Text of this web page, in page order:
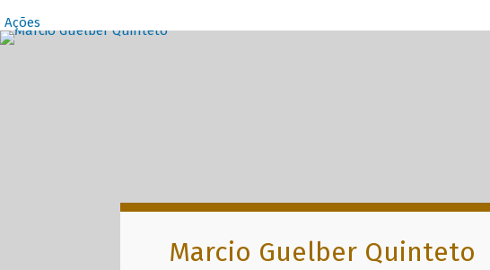
Ações
Destaques
Marcio Guelber Quinteto